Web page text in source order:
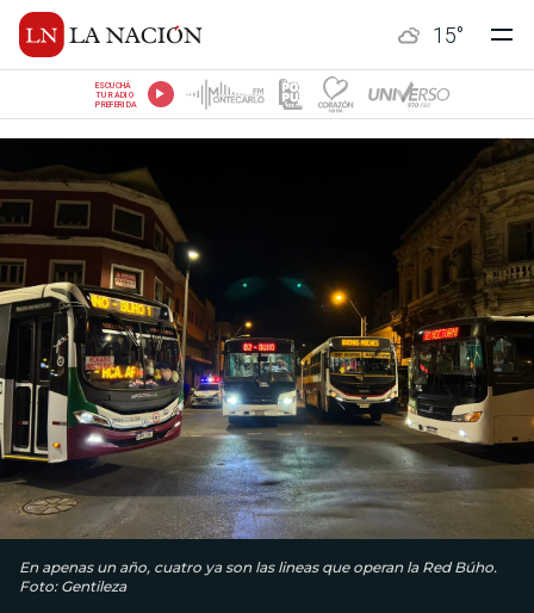
15°
ESCUCHÁ
TU RADIO
PREFERIDA
En apenas un año, cuatro ya son las lineas que operan la Red Búho.
Foto: Gentileza